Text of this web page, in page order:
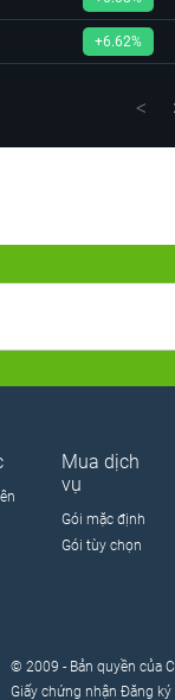
+6.62%
<
Mua dịch
vụ
Gói mặc định
Gói tùy chọn
© 2009 - Bản quyền của
Giấy chứng nhận Đăng